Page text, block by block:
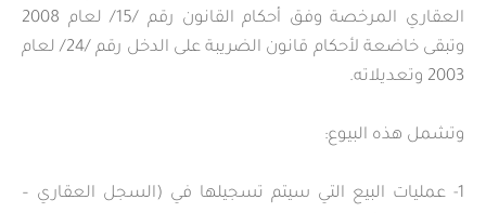
العقاري المرخصة وفق أحكام القانون رقم /15/ لعام 2008
وتبقى خاضعة لأحكام قانون الضريبة على الدخل رقم /24/ لعام
2003 وتعديلاته.
وتشمل هذه البيوع:
1- عمليات البيع التي سيتم تسجيلها في (السجل العقاري –